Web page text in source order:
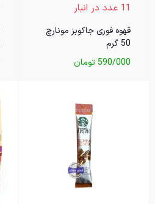
11 عدد در انبار
قهوه فوری جاکوبز مونارچ
50 گرم
590/000تومان